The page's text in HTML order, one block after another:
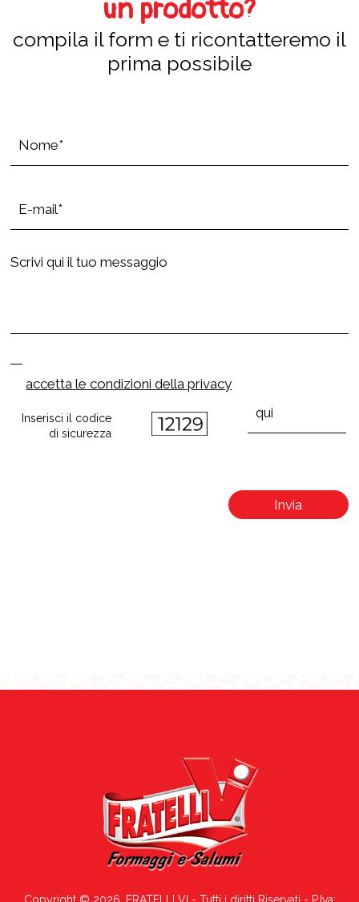
un prodotto?
compila il form e ti ricontatteremo il
prima possibile
accetta le condizioni della privacy
Inserisci il codice
di sicurezza
Invia